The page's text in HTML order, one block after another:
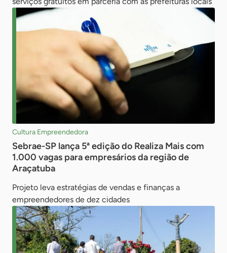
Cultura Empreendedora
Sebrae-SP lança 5ª edição do Realiza Mais com
1.000 vagas para empresários da região de
Araçatuba
Projeto leva estratégias de vendas e finanças a
empreendedores de dez cidades